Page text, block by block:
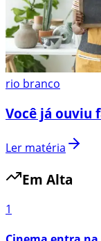
rio branco
Você já ouviu
Ler matéria
Em Alta
1